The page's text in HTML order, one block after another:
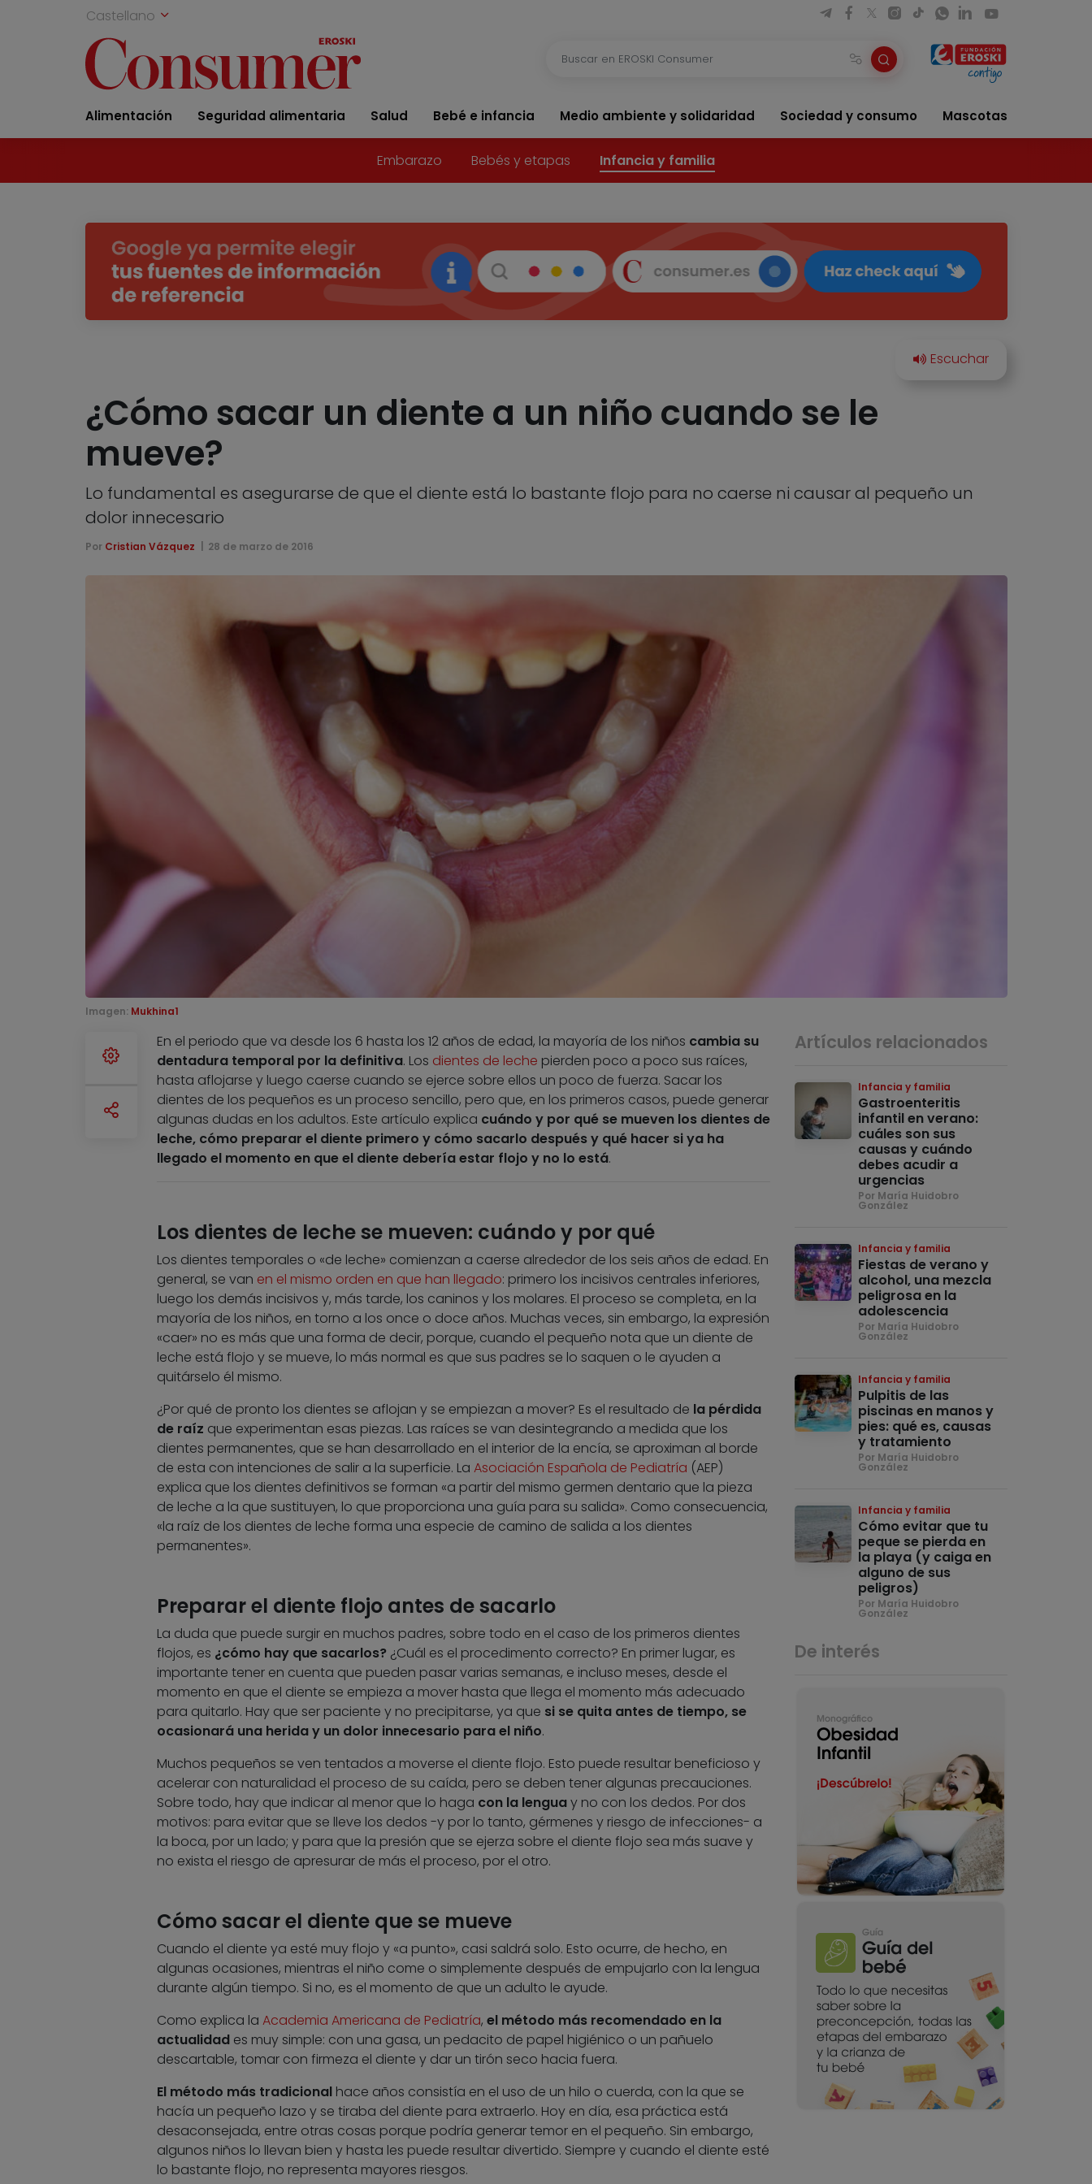
Castellano
Alimentación Seguridad alimentaria Salud Bebé e infancia Medio ambiente y solidaridad Sociedad y consumo Mascotas
Embarazo Bebés y etapas Infancia y familia
¿Cómo sacar un diente a un niño cuando se le
mueve?
Lo fundamental es asegurarse de que el diente está lo bastante flojo para no caerse ni causar al pequeño un
dolor innecesario
Por Cristian Vázquez 28 de marzo de 2016
Imagen: Mukhina1
En el periodo que va desde los 6 hasta los 12 años de edad, la mayoría de los niños cambia su
dentadura temporal por la definitiva. Los dientes de leche pierden poco a poco sus raíces,
hasta aflojarse y luego caerse cuando se ejerce sobre ellos un poco de fuerza. Sacar los
dientes de los pequeños es un proceso sencillo, pero que, en los primeros casos, puede generar
algunas dudas en los adultos. Este artículo explica cuándo y por qué se mueven los dientes de
leche, cómo preparar el diente primero y cómo sacarlo después y qué hacer si ya ha
llegado el momento en que el diente debería estar flojo y no lo está.
Los dientes de leche se mueven: cuándo y por qué
Los dientes temporales o «de leche» comienzan a caerse alrededor de los seis años de edad. En
general, se van en el mismo orden en que han llegado: primero los incisivos centrales inferiores,
luego los demás incisivos y, más tarde, los caninos y los molares. El proceso se completa, en la
mayoría de los niños, en torno a los once o doce años. Muchas veces, sin embargo, la expresión
«caer» no es más que una forma de decir, porque, cuando el pequeño nota que un diente de
leche está flojo y se mueve, lo más normal es que sus padres se lo saquen o le ayuden a
quitárselo él mismo.
¿Por qué de pronto los dientes se aflojan y se empiezan a mover? Es el resultado de la pérdida
de raíz que experimentan esas piezas. Las raíces se van desintegrando a medida que los
dientes permanentes, que se han desarrollado en el interior de la encía, se aproximan al borde
de esta con intenciones de salir a la superficie. La Asociación Española de Pediatría (AEP)
explica que los dientes definitivos se forman «a partir del mismo germen dentario que la pieza
de leche a la que sustituyen, lo que proporciona una guía para su salida». Como consecuencia,
«la raíz de los dientes de leche forma una especie de camino de salida a los dientes
permanentes».
Preparar el diente flojo antes de sacarlo
La duda que puede surgir en muchos padres, sobre todo en el caso de los primeros dientes
flojos, es ¿cómo hay que sacarlos? ¿Cuál es el procedimento correcto? En primer lugar, es
importante tener en cuenta que pueden pasar varias semanas, e incluso meses, desde el
momento en que el diente se empieza a mover hasta que llega el momento más adecuado
para quitarlo. Hay que ser paciente y no precipitarse, ya que si se quita antes de tiempo, se
ocasionará una herida y un dolor innecesario para el niño.
Muchos pequeños se ven tentados a moverse el diente flojo. Esto puede resultar beneficioso y
acelerar con naturalidad el proceso de su caída, pero se deben tener algunas precauciones.
Sobre todo, hay que indicar al menor que lo haga con la lenguay no con los dedos. Por dos
motivos: para evitar que se lleve los dedos -y por lo tanto, gérmenes y riesgo de infecciones- a
la boca, por un lado; y para que la presión que se ejerza sobre el diente flojo sea más suave y
no exista el riesgo de apresurar de más el proceso, por el otro.
Cómo sacar el diente que se mueve
Cuando el diente ya esté muy flojo y «a punto», casi saldrá solo. Esto ocurre, de hecho, en
algunas ocasiones, mientras el niño come o simplemente después de empujarlo con la lengua
durante algún tiempo. Si no, es el momento de que un adulto le ayude.
Como explica la Academia Americana de Pediatría, el método más recomendado en la
actualidades muy simple: con una gasa, un pedacito de papel higiénico o un pañuelo
descartable, tomar con firmeza el diente y dar un tirón seco hacia fuera.
El método más tradicionalhace años consistía en el uso de un hilo o cuerda, con la que se
hacía un pequeño lazo y se tiraba del diente para extraerlo. Hoy en día, esa práctica está
desaconsejada, entre otras cosas porque podría generar temor en el pequeño. Sin embargo,
algunos niños lo llevan bien y hasta les puede resultar divertido. Siempre y cuando el diente esté
lo bastante flojo, no representa mayores riesgos.
Artículos relacionados
Infancia y familia
Gastroenteritis
infantil en verano:
cuáles son sus
causas y cuándo
debes acudir a
urgencias
Por María Huidobro
González
Infancia y familia
Fiestas de verano y
alcohol, una mezcla
peligrosa en la
adolescencia
Por María Huidobro
González
Infancia y familia
Pulpitis de las
piscinas en manos y
pies: qué es, causas
y tratamiento
Por María Huidobro
González
Infancia y familia
Cómo evitar que tu
peque se pierda en
la playa (y caiga en
alguno de sus
peligros)
Por María Huidobro
González
De interés